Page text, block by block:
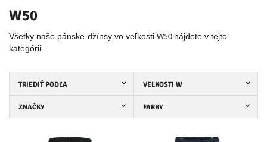
W50
Všetky naše pánske džínsy vo veľkosti W50 nájdete v tejto
kategórii.
TRIEDIŤ PODĽA VEĽKOSTI W
ZNAČKY FARBY